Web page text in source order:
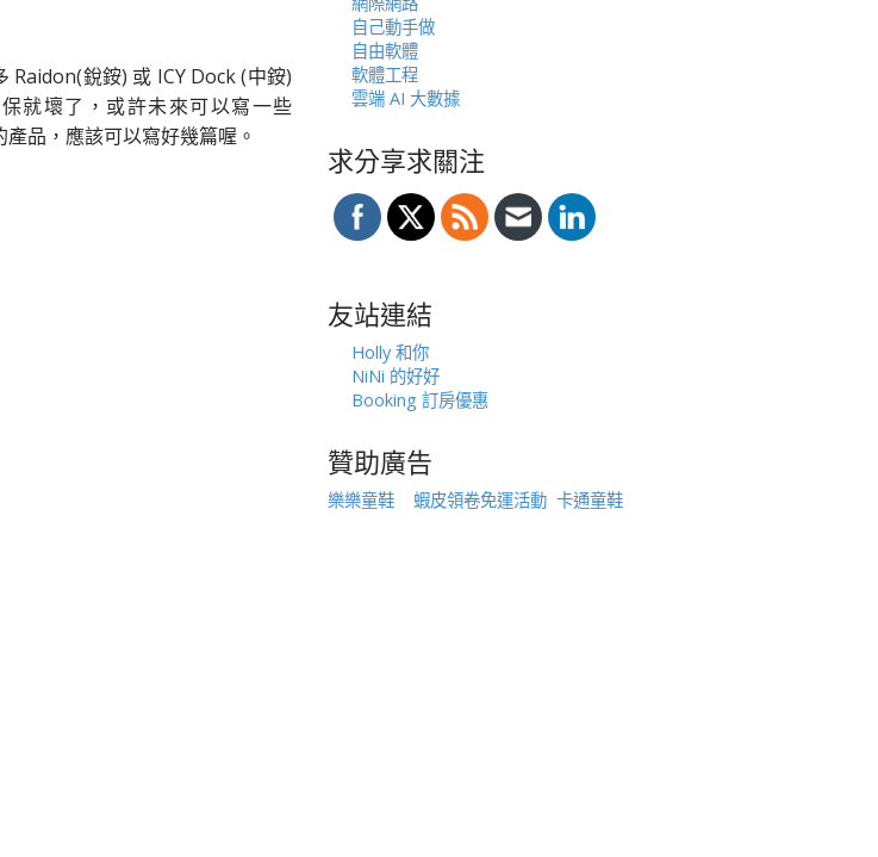
Raidon(銳銨) 或 ICY Dock (中銨)
就壞了，或許未來可以寫一些
品，應該可以寫好幾篇喔。
自己動手做
自由軟體
軟體工程
雲端 AI 大數據
求分享求關注
友站連結
Holly 和你
NiNi 的好好
Booking 訂房優惠
贊助廣告
樂樂童鞋 蝦皮領卷免運活動 卡通童鞋